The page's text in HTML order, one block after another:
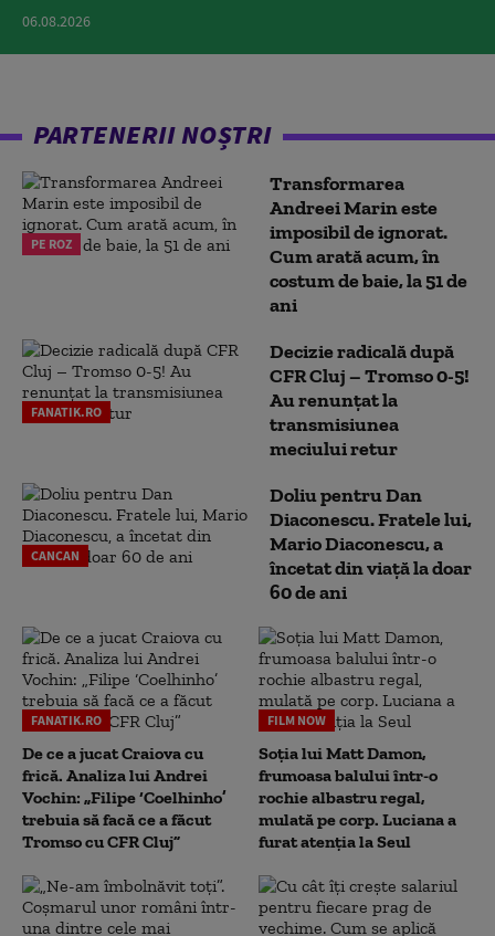
06.08.2026
PARTENERII NOȘTRI
PE ROZ
Transformarea
Andreei Marin este
imposibil de ignorat.
Cum arată acum, în
costum de baie, la 51 de
ani
FANATIK.RO
Decizie radicală după
CFR Cluj – Tromso 0-5!
Au renunțat la
transmisiunea
meciului retur
CANCAN
Doliu pentru Dan
Diaconescu. Fratele lui,
Mario Diaconescu, a
încetat din viață la doar
60 de ani
FANATIK.RO
De ce a jucat Craiova cu
frică. Analiza lui Andrei
Vochin: „Filipe ‘Coelhinho’
trebuia să facă ce a făcut
Tromso cu CFR Cluj”
FILM NOW
Soția lui Matt Damon,
frumoasa balului într-o
rochie albastru regal,
mulată pe corp. Luciana a
furat atenția la Seul